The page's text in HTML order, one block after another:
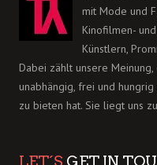
mit Mode und
Kinofilmen-
Künstlern,
Dabei zählt unsere
unabhängig, frei und
zu bieten hat. Sie liegt uns
LET´S GET IN